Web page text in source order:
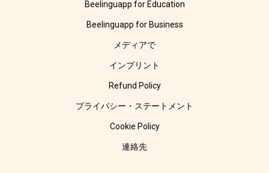
Beelinguapp for Education
Beelinguapp for Business
メディアで
インプリント
Refund Policy
プライバシー・ステートメント
Cookie Policy
連絡先